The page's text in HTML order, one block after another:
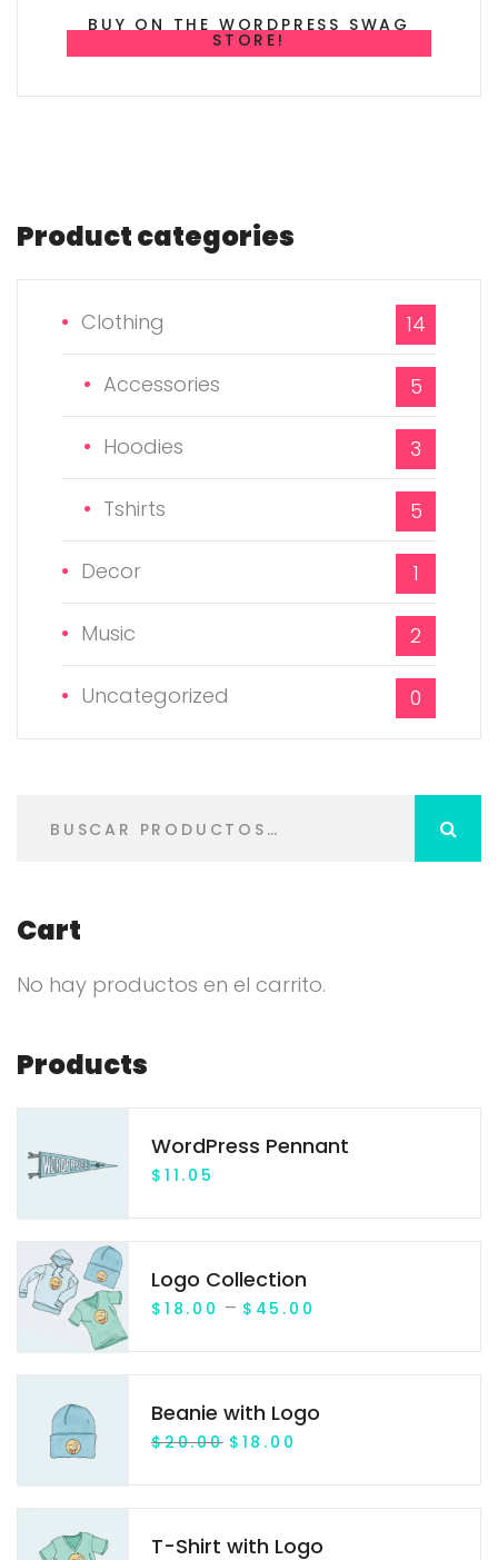
BUY ON THE WORDPRESS SWAG
STORE!
Productcategories
14
Clothing
5
Accessories
3
Hoodies
5
Tshirts
1
Decor
2
Music
0
Uncategorized
c
r
o
Cart
No hay productos en el carrito.
Products
WordPress Pennant
$ 11.05
Logo Collection
$ 18.00 – $ 45.00
c
Beanie with Logo
$20.00 O
g
$ 18.00
r
T-Shirt with Logo